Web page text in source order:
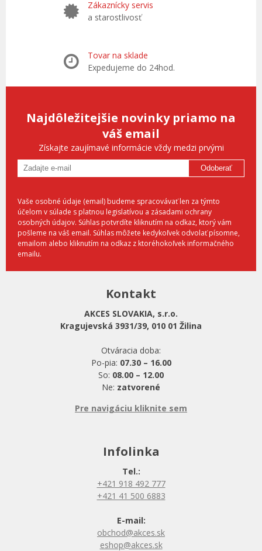
Zákaznícky servis
a starostlivosť
Tovar na sklade
Expedujeme do 24hod.
Najdôležitejšie novinky priamo na
váš email
Získajte zaujímavé informácie vždy medzi prvými
Odoberať
Vaše osobné údaje (email) budeme spracovávať len za týmto
účelom v súlade s platnou legislatívou a zásadami ochrany
osobných údajov. Súhlas potvrdíte kliknutím na odkaz, ktorý vám
pošleme na váš email. Súhlas môžete kedykoľvek odvolať písomne,
emailom alebo kliknutím na odkaz z ktoréhokoľvek informačného
emailu.
Kontakt
AKCES SLOVAKIA, s.r.o.
Kragujevská 3931/39, 010 01 Žilina
Otváracia doba:
Po-pia: 07.30 – 16.00
So: 08.00 – 12.00
Ne: zatvorené
Pre navigáciu kliknite sem
Infolinka
Tel.:
+421 918 492 777
+421 41 500 6883
E-mail:
obchod@akces.sk
eshop@akces.sk